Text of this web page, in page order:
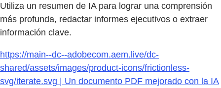
Utiliza un resumen de IA para lograr una comprensión
más profunda, redactar informes ejecutivos o extraer
información clave.
https://main--dc--adobecom.aem.live/dc-
shared/assets/images/product-icons/frictionless-
svg/iterate.svg | Un documento PDF mejorado con la IA